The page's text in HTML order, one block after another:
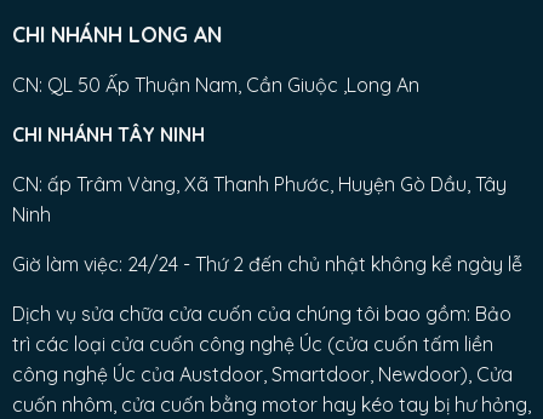
CHI NHÁNH LONG AN
CN: QL 50 Ấp Thuận Nam, Cần Giuộc ,Long An
CHI NHÁNH TÂY NINH
CN: ấp Trâm Vàng, Xã Thanh Phước, Huyện Gò Dầu, Tây
Ninh
Giờ làm việc: 24/24 - Thứ 2 đến chủ nhật không kể ngày lễ
Dịch vụ sửa chữa cửa cuốn của chúng tôi bao gồm: Bảo
trì các loại cửa cuốn công nghệ Úc (cửa cuốn tấm liền
công nghệ Úc của Austdoor, Smartdoor, Newdoor), Cửa
cuốn nhôm, cửa cuốn bằng motor hay kéo tay bị hư hỏng,